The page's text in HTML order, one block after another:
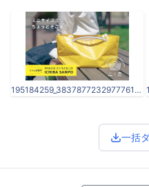
195184259_3837877232977761_5023212546118481714_n.jpg
一括